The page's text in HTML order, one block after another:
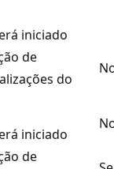
iniciado
de
do
iniciado
de